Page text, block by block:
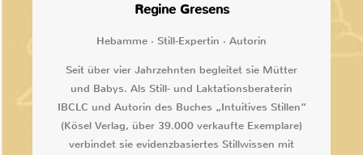
Regine Gresens
Hebamme · Still-Expertin · Autorin
Seit über vier Jahrzehnten begleitet sie Mütter
und Babys. Als Still- und Laktationsberaterin
IBCLC und Autorin des Buches „Intuitives Stillen“
(Kösel Verlag, über 39.000 verkaufte Exemplare)
verbindet sie evidenzbasiertes Stillwissen mit